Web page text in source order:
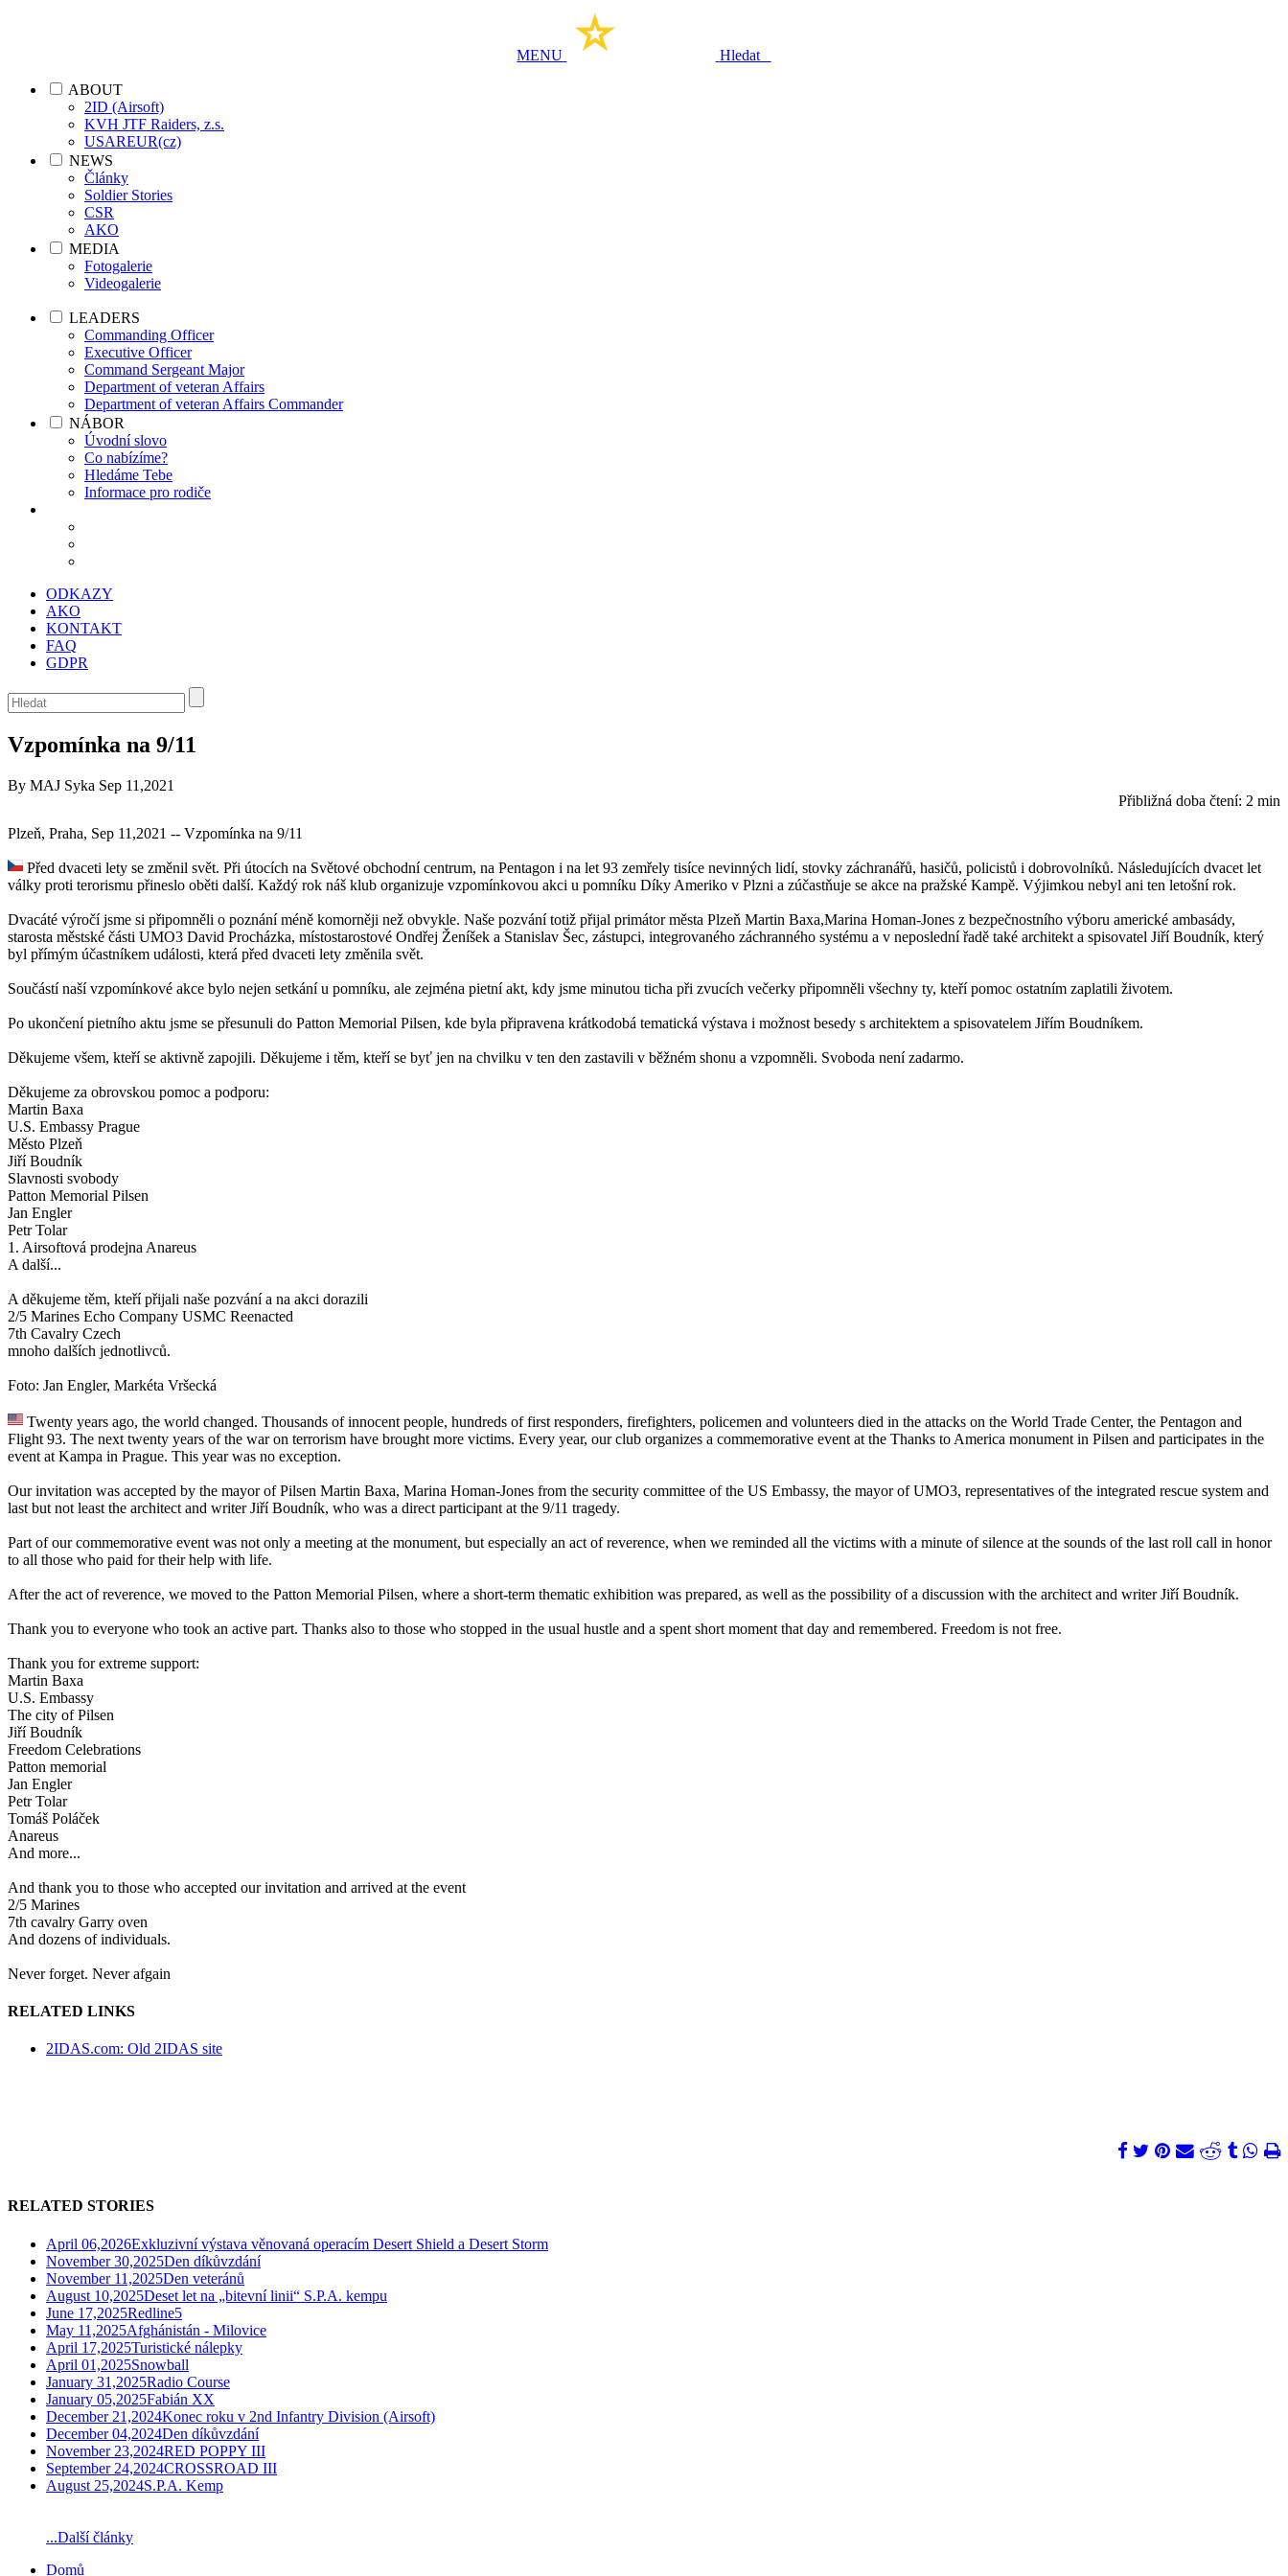
MENU Hledat
ABOUT
2ID (Airsoft)
KVH JTF Raiders, z.s.
USAREUR(cz)
NEWS
Články
Soldier Stories
CSR
AKO
MEDIA
Fotogalerie
Videogalerie
LEADERS
Commanding Officer
Executive Officer
Command Sergeant Major
Department of veteran Affairs
Department of veteran Affairs Commander
NÁBOR
Úvodní slovo
Co nabízíme?
Hledáme Tebe
Informace pro rodiče
ODKAZY
AKO
KONTAKT
FAQ
GDPR
Vzpomínka na 9/11
Přibližná doba čtení: 2 min
By MAJ Syka Sep 11,2021
Plzeň, Praha, Sep 11,2021 -- Vzpomínka na 9/11
Před dvaceti lety se změnil svět. Při útocích na Světové obchodní centrum, na Pentagon i na let 93 zemřely tisíce nevinných lidí, stovky záchranářů, hasičů, policistů i dobrovolníků. Následujících dvacet let
války proti terorismu přineslo oběti další. Každý rok náš klub organizuje vzpomínkovou akci u pomníku Díky Ameriko v Plzni a zúčastňuje se akce na pražské Kampě. Výjimkou nebyl ani ten letošní rok.
Dvacáté výročí jsme si připomněli o poznání méně komorněji než obvykle. Naše pozvání totiž přijal primátor města Plzeň Martin Baxa,Marina Homan-Jones z bezpečnostního výboru americké ambasády,
starosta městské části UMO3 David Procházka, místostarostové Ondřej Ženíšek a Stanislav Šec, zástupci, integrovaného záchranného systému a v neposlední řadě také architekt a spisovatel Jiří Boudník, který
byl přímým účastníkem události, která před dvaceti lety změnila svět.
Součástí naší vzpomínkové akce bylo nejen setkání u pomníku, ale zejména pietní akt, kdy jsme minutou ticha při zvucích večerky připomněli všechny ty, kteří pomoc ostatním zaplatili životem.
Po ukončení pietního aktu jsme se přesunuli do Patton Memorial Pilsen, kde byla připravena krátkodobá tematická výstava i možnost besedy s architektem a spisovatelem Jiřím Boudníkem.
Děkujeme všem, kteří se aktivně zapojili. Děkujeme i těm, kteří se byť jen na chvilku v ten den zastavili v běžném shonu a vzpomněli. Svoboda není zadarmo.
Děkujeme za obrovskou pomoc a podporu:
Martin Baxa
U.S. Embassy Prague
Město Plzeň
Jiří Boudník
Slavnosti svobody
Patton Memorial Pilsen
Jan Engler
Petr Tolar
1. Airsoftová prodejna Anareus
A další...
A děkujeme těm, kteří přijali naše pozvání a na akci dorazili
2/5 Marines Echo Company USMC Reenacted
7th Cavalry Czech
mnoho dalších jednotlivců.
Foto: Jan Engler, Markéta Vršecká
Twenty years ago, the world changed. Thousands of innocent people, hundreds of first responders, firefighters, policemen and volunteers died in the attacks on the World Trade Center, the Pentagon and
Flight 93. The next twenty years of the war on terrorism have brought more victims. Every year, our club organizes a commemorative event at the Thanks to America monument in Pilsen and participates in the
event at Kampa in Prague. This year was no exception.
Our invitation was accepted by the mayor of Pilsen Martin Baxa, Marina Homan-Jones from the security committee of the US Embassy, ​​the mayor of UMO3, representatives of the integrated rescue system and
last but not least the architect and writer Jiří Boudník, who was a direct participant at the 9/11 tragedy.
Part of our commemorative event was not only a meeting at the monument, but especially an act of reverence, when we reminded all the victims with a minute of silence at the sounds of the last roll call in honor
to all those who paid for their help with life.
After the act of reverence, we moved to the Patton Memorial Pilsen, where a short-term thematic exhibition was prepared, as well as the possibility of a discussion with the architect and writer Jiří Boudník.
Thank you to everyone who took an active part. Thanks also to those who stopped in the usual hustle and a spent short moment that day and remembered. Freedom is not free.
Thank you for extreme support:
Martin Baxa
U.S. Embassy
The city of Pilsen
Jiří Boudník
Freedom Celebrations
Patton memorial
Jan Engler
Petr Tolar
Tomáš Poláček
Anareus
And more...
And thank you to those who accepted our invitation and arrived at the event
2/5 Marines
7th cavalry Garry oven
And dozens of individuals.
Never forget. Never afgain
RELATED LINKS
2IDAS.com: Old 2IDAS site
RELATED STORIES
April 06,2026Exkluzivní výstava věnovaná operacím Desert Shield a Desert Storm
November 30,2025Den díkůvzdání
November 11,2025Den veteránů
August 10,2025Deset let na „bitevní linii“ S.P.A. kempu
June 17,2025Redline5
May 11,2025Afghánistán - Milovice
April 17,2025Turistické nálepky
April 01,2025Snowball
January 31,2025Radio Course
January 05,2025Fabián XX
December 21,2024Konec roku v 2nd Infantry Division (Airsoft)
December 04,2024Den díkůvzdání
November 23,2024RED POPPY III
September 24,2024CROSSROAD III
August 25,2024S.P.A. Kemp
...Další články
Domů